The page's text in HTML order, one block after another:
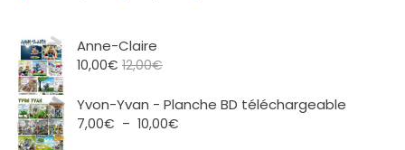
Anne-Claire
10,00€ 12,00€
Yvon-Yvan - Planche BD téléchargeable
7,00€ – 10,00€